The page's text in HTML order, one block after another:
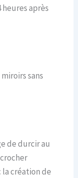
après
sans
de durcir au
création de